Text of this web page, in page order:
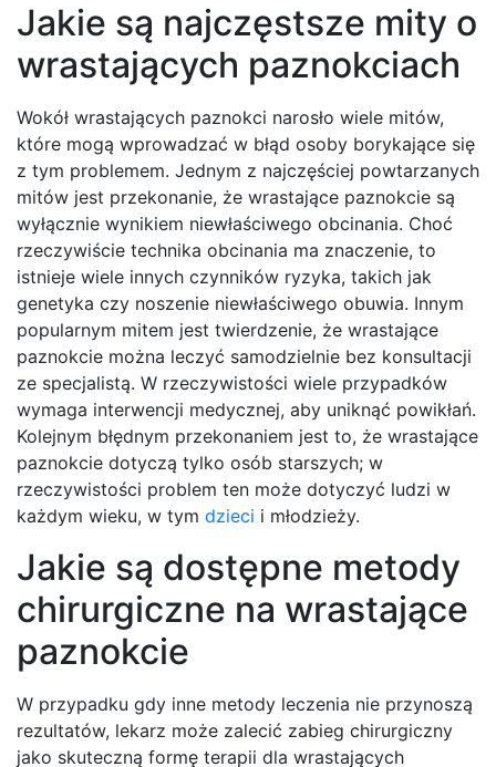
Jakie są najczęstsze mity o
wrastających paznokciach
Wokół wrastających paznokci narosło wiele mitów,
które mogą wprowadzać w błąd osoby borykające się
z tym problemem. Jednym z najczęściej powtarzanych
mitów jest przekonanie, że wrastające paznokcie są
wyłącznie wynikiem niewłaściwego obcinania. Choć
rzeczywiście technika obcinania ma znaczenie, to
istnieje wiele innych czynników ryzyka, takich jak
genetyka czy noszenie niewłaściwego obuwia. Innym
popularnym mitem jest twierdzenie, że wrastające
paznokcie można leczyć samodzielnie bez konsultacji
ze specjalistą. W rzeczywistości wiele przypadków
wymaga interwencji medycznej, aby uniknąć powikłań.
Kolejnym błędnym przekonaniem jest to, że wrastające
paznokcie dotyczą tylko osób starszych; w
rzeczywistości problem ten może dotyczyć ludzi w
każdym wieku, w tym dzieci i młodzieży.
Jakie są dostępne metody
chirurgiczne na wrastające
paznokcie
W przypadku gdy inne metody leczenia nie przynoszą
rezultatów, lekarz może zalecić zabieg chirurgiczny
jako skuteczną formę terapii dla wrastających